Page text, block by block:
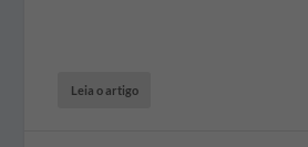
Leia o artigo